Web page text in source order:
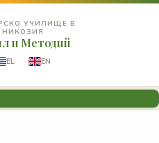
УЧИЛИЩЕ В
НИКОЗИЯ
и Методий
EL EN